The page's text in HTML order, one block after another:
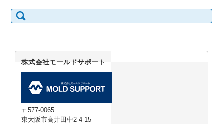
検索:
株式会社モールドサポート
〒577-0065
東大阪市高井田中2-4-15